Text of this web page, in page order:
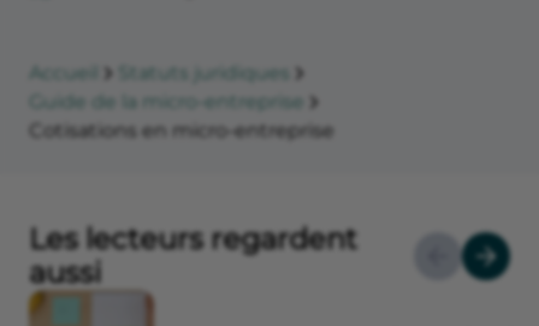
Accueil
Statuts juridiques
Guide de la micro-entreprise
Cotisations en micro-entreprise
Les lecteurs regardent
aussi